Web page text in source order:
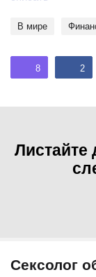
В мире
8 2
Листайте